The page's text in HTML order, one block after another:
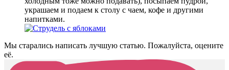
украшаем и подаем к столу с чаем, кофе и другими
напитками.
Мы старались написать лучшую статью. Пожалуйста, оцените
её.